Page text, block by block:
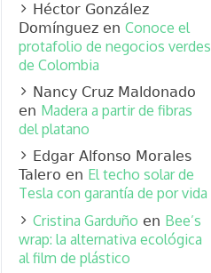
Héctor González
Domínguez enConoce el
protafolio de negocios verdes
de Colombia
Nancy Cruz Maldonado
en Madera a partir de fibras
del platano
Edgar Alfonso Morales
Talero en El techo solar de
Tesla con garantía de por vida
Cristina Garduño en Bee’s
wrap: la alternativa ecológica
al film de plástico